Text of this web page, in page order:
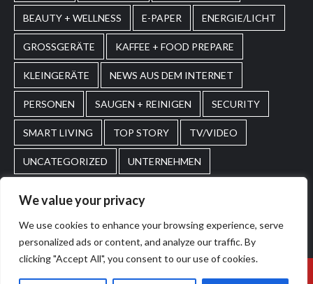
We value your privacy
We use cookies to enhance your browsing experience, serve
personalized ads or content, and analyze our traffic. By
clicking "Accept All", you consent to our use of cookies.
BEAUTY + WELLNESS E-PAPER ENERGIE/LICHT
GROSSGERÄTE KAFFEE + FOOD PREPARE
KLEINGERÄTE NEWS AUS DEM INTERNET
PERSONEN SAUGEN + REINIGEN SECURITY
SMART LIVING TOP STORY TV/VIDEO
UNCATEGORIZED UNTERNEHMEN
Home Impressum AGBs